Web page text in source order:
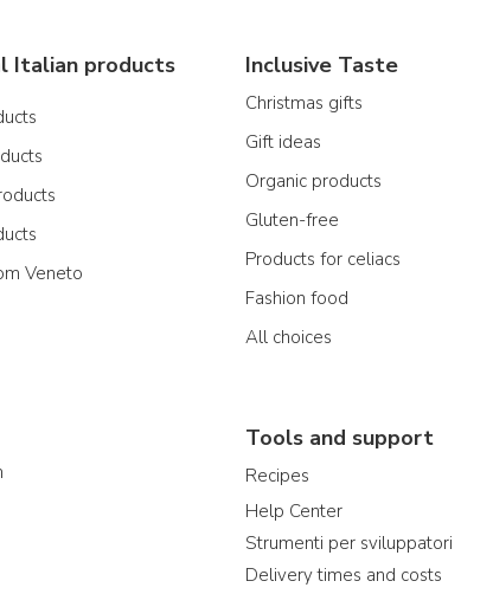
Italian products
Veneto
Inclusive Taste
Christmas gifts
Gift ideas
Organic products
Gluten-free
Products for celiacs
Fashion food
All choices
Tools and support
Recipes
Help Center
Strumenti per sviluppatori
Delivery times and costs